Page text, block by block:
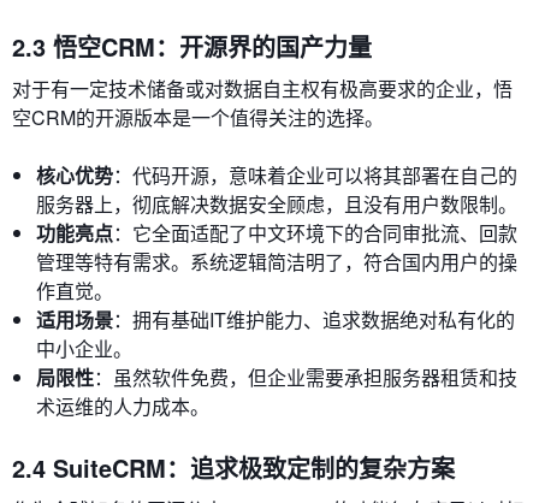
2.3 悟空CRM：开源界的国产力量
对于有一定技术储备或对数据自主权有极高要求的企业，悟
空CRM的开源版本是一个值得关注的选择。
核心优势：代码开源，意味着企业可以将其部署在自己的
服务器上，彻底解决数据安全顾虑，且没有用户数限制。
功能亮点：它全面适配了中文环境下的合同审批流、回款
管理等特有需求。系统逻辑简洁明了，符合国内用户的操
作直觉。
适用场景：拥有基础IT维护能力、追求数据绝对私有化的
中小企业。
局限性：虽然软件免费，但企业需要承担服务器租赁和技
术运维的人力成本。
2.4 SuiteCRM：追求极致定制的复杂方案